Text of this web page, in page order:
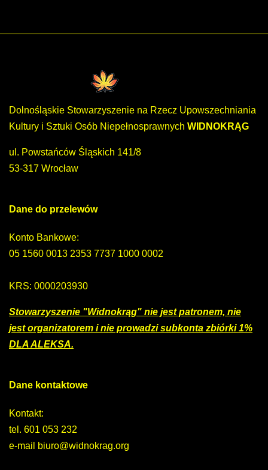
Dolnośląskie Stowarzyszenie na Rzecz Upowszechniania
Kultury i Sztuki Osób Niepełnosprawnych WIDNOKRĄG
ul. Powstańców Śląskich 141/8
53-317 Wrocław
Dane do przelewów
Konto Bankowe:
05 1560 0013 2353 7737 1000 0002
KRS: 0000203930
Stowarzyszenie "Widnokrąg" nie jest patronem, nie
jest organizatorem i nie prowadzi subkonta zbiórki 1%
DLA ALEKSA.
Dane kontaktowe
Kontakt:
tel. 601 053 232
e-mail biuro@widnokrag.org